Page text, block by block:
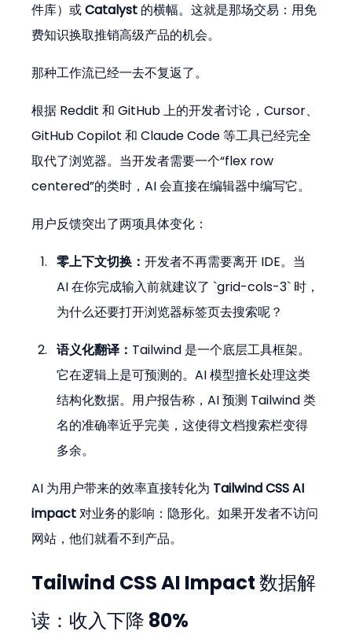
件库）或 Catalyst 的横幅。这就是那场交易：用免
费知识换取推销高级产品的机会。
那种工作流已经一去不复返了。
根据 Reddit 和 GitHub 上的开发者讨论，Cursor、
GitHub Copilot 和 Claude Code 等工具已经完全
取代了浏览器。当开发者需要一个“flex row
centered”的类时，AI 会直接在编辑器中编写它。
用户反馈突出了两项具体变化：
零上下文切换：开发者不再需要离开 IDE。当
AI 在你完成输入前就建议了 `grid-cols-3` 时，
为什么还要打开浏览器标签页去搜索呢？
语义化翻译： Tailwind 是一个底层工具框架。
它在逻辑上是可预测的。AI 模型擅长处理这类
结构化数据。用户报告称，AI 预测 Tailwind 类
名的准确率近乎完美，这使得文档搜索栏变得
多余。
AI 为用户带来的效率直接转化为 Tailwind CSS AI
impact 对业务的影响：隐形化。如果开发者不访问
网站，他们就看不到产品。
Tailwind CSS AI Impact 数据解
读：收入下降 80%